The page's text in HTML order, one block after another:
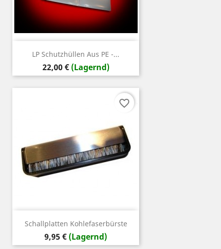
LP Schutzhüllen Aus PE -...
Preis
22,00 € (Lagernd)
Schallplatten Kohlefaserbürste
Preis
9,95 € (Lagernd)
favorite_border